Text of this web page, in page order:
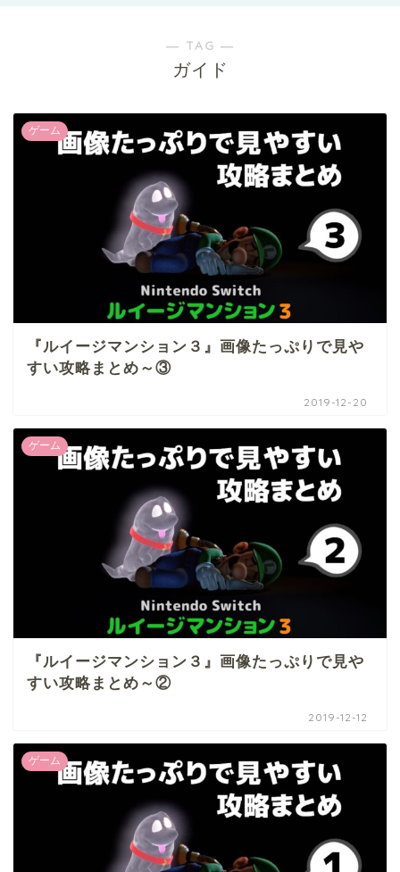
― TAG ―
ガイド
ゲーム
『ルイージマンション３』画像たっぷりで見や
すい攻略まとめ～③
2019-12-20
ゲーム
『ルイージマンション３』画像たっぷりで見や
すい攻略まとめ～②
2019-12-12
ゲーム